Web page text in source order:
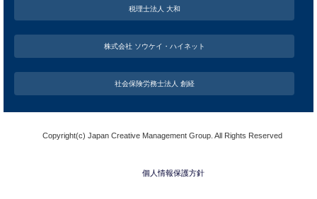
税理士法人 大和
株式会社 ソウケイ・ハイネット
社会保険労務士法人 創経
Copyright(c) Japan Creative Management Group. All Rights Reserved
個人情報保護方針